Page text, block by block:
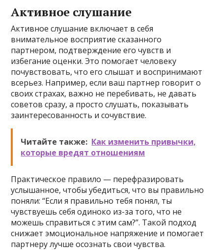
Активное слушание
Активное слушание включает в себя
внимательное восприятие сказанного
партнером, подтверждение его чувств и
избегание оценки. Это помогает человеку
почувствовать, что его слышат и воспринимают
всерьез. Например, если ваш партнер говорит о
своих страхах, важно не перебивать, не давать
советов сразу, а просто слушать, показывать
заинтересованность и сочувствие.
Читайте также: Как изменить привычки,
которые вредят отношениям
Практическое правило — перефразировать
услышанное, чтобы убедиться, что вы правильно
поняли: “Если я правильно тебя понял, ты
чувствуешь себя одиноко из-за того, что не
можешь справиться с этим сам?”. Такой подход
снижает эмоциональное напряжение и помогает
партнеру лучше осознать свои чувства.